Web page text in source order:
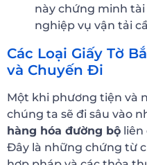
này chứng minh tài
nghiệp vụ vận tải
Các Loại Giấy Tờ
và Chuyến Đi
Một khi phương tiện và
chúng ta sẽ đi sâu vào
hàng hóa đường bộ liên
Đây là những chứng từ